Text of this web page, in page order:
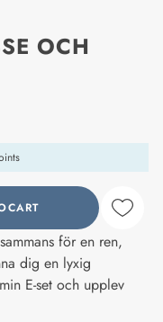
OCH
för en ren,
dig en lyxig
E-set och upplev